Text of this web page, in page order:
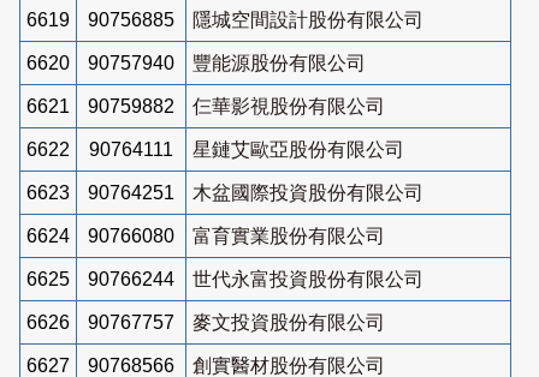
6619 90756885 隱城空間設計股份有限公司
6620 90757940 豐能源股份有限公司
6621 90759882 仨華影視股份有限公司
6622 90764111 星鏈艾歐亞股份有限公司
6623 90764251 木盆國際投資股份有限公司
6624 90766080 富育實業股份有限公司
6625 90766244 世代永富投資股份有限公司
6626 90767757 麥文投資股份有限公司
6627 90768566 創實醫材股份有限公司